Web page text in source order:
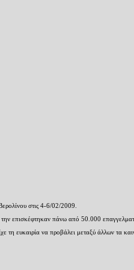
στις 4-6/02/2009.
επισκέφτηκαν πάνω από 50.000
τη ευκαιρία να προβάλει μεταξύ άλλων